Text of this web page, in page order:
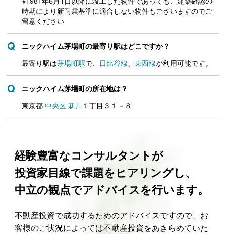
時期により新耐震基準に適合しない物件もございますのでご
留意ください
ニックハイム茅場町の最寄り駅はどこですか？
最寄り駅は茅場町駅で、 日比谷線、 東西線が利用可能です。
ニックハイム茅場町の所在地は？
東京都 中央区 新川 １丁目３１－８
経験豊富なコンサルタントが
投資家目線で課題をヒアリングし、
中立の観点でアドバイスを行います。
不動産投資で成功するためのアドバイスですので、お
客様のご状況によっては不動産投資をあきらめていた